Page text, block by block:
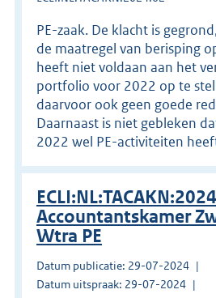
PE-zaak. De klacht is
de maatregel van berisping
heeft niet voldaan aan het
portfolio voor 2022 op te
daarvoor ook geen goede
Daarnaast is niet gebleken
2022 wel PE-activiteiten
Accountantskamer
Wtra PE
Datum publicatie: 29-07-2024
Datum uitspraak: 29-07-2024